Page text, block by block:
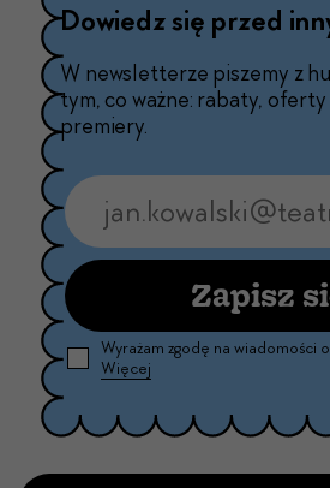
Dowiedz się przed
W newsletterze piszemy z
tym, co ważne: rabaty,
premiery.
Zapisz
Wyrażam zgodę na wiadomości
Więcej